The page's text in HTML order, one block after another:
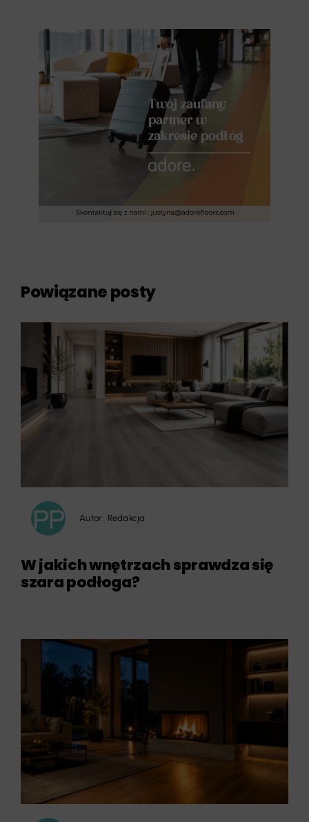
Powiązane posty
Autor: Redakcja
W jakich wnętrzach sprawdza się
szara podłoga?